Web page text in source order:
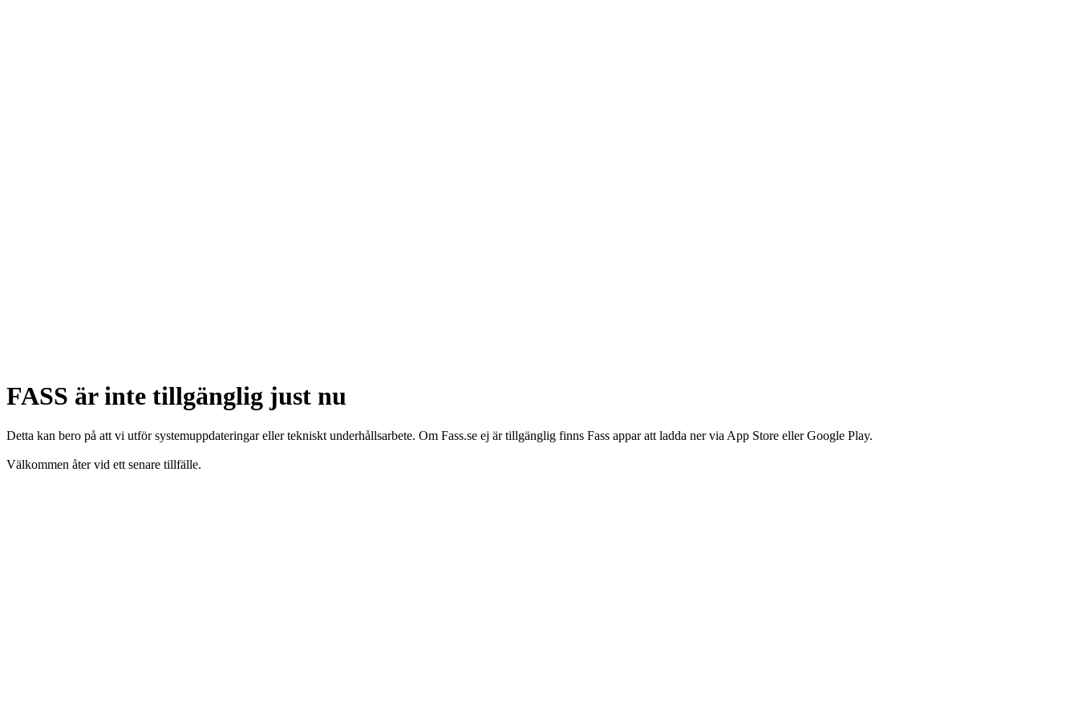
FASS är inte tillgänglig just nu
Detta kan bero på att vi utför systemuppdateringar eller tekniskt underhållsarbete. Om Fass.se ej är tillgänglig finns Fass appar att ladda ner via App Store eller Google Play.
Välkommen åter vid ett senare tillfälle.